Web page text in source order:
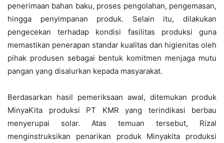
penerimaan bahan baku, proses pengolahan, pengemasan,
hingga penyimpanan produk. Selain itu, dilakukan
pengecekan terhadap kondisi fasilitas produksi guna
memastikan penerapan standar kualitas dan higienitas oleh
pihak produsen sebagai bentuk komitmen menjaga mutu
pangan yang disalurkan kepada masyarakat.
Berdasarkan hasil pemeriksaan awal, ditemukan produk
MinyaKita produksi PT KMR yang terindikasi berbau
menyerupai solar. Atas temuan tersebut, Rizal
menginstruksikan penarikan produk Minyakita produksi